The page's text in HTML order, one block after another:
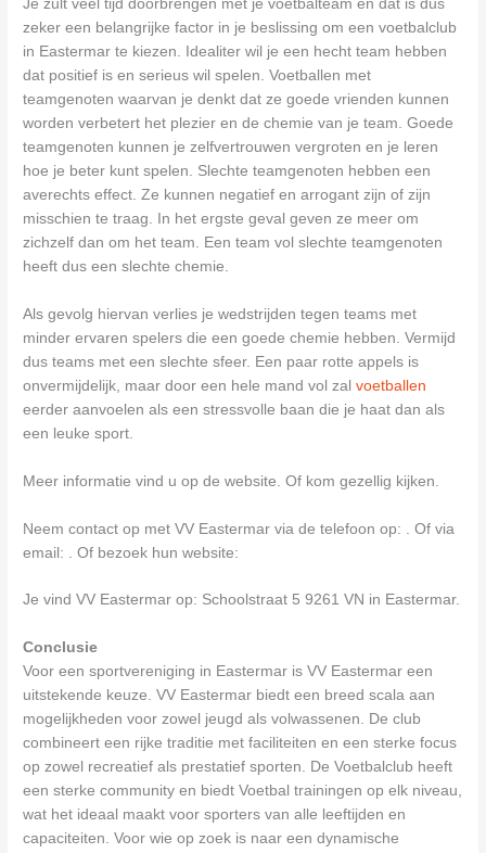
Je zult veel tijd doorbrengen met je voetbalteam en dat is dus
zeker een belangrijke factor in je beslissing om een voetbalclub
in Eastermar te kiezen. Idealiter wil je een hecht team hebben
dat positief is en serieus wil spelen. Voetballen met
teamgenoten waarvan je denkt dat ze goede vrienden kunnen
worden verbetert het plezier en de chemie van je team. Goede
teamgenoten kunnen je zelfvertrouwen vergroten en je leren
hoe je beter kunt spelen. Slechte teamgenoten hebben een
averechts effect. Ze kunnen negatief en arrogant zijn of zijn
misschien te traag. In het ergste geval geven ze meer om
zichzelf dan om het team. Een team vol slechte teamgenoten
heeft dus een slechte chemie.
Als gevolg hiervan verlies je wedstrijden tegen teams met
minder ervaren spelers die een goede chemie hebben. Vermijd
dus teams met een slechte sfeer. Een paar rotte appels is
onvermijdelijk, maar door een hele mand vol zalvoetballen
eerder aanvoelen als een stressvolle baan die je haat dan als
een leuke sport.
Meer informatie vind u op de website. Of kom gezellig kijken.
Neem contact op met VV Eastermar via de telefoon op: . Of via
email:
. Of bezoek hun website:
Je vind VV Eastermar op: Schoolstraat 5 9261 VN in Eastermar.
Conclusie
Voor een sportvereniging in Eastermar is VV Eastermar een
uitstekende keuze. VV Eastermar biedt een breed scala aan
mogelijkheden voor zowel jeugd als volwassenen. De club
combineert een rijke traditie met faciliteiten en een sterke focus
op zowel recreatief als prestatief sporten. De Voetbalclub heeft
een sterke community en biedt Voetbal trainingen op elk niveau,
wat het ideaal maakt voor sporters van alle leeftijden en
capaciteiten. Voor wie op zoek is naar een dynamische